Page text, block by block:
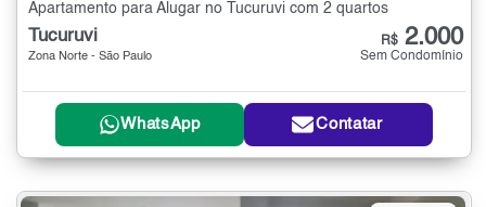
Apartamento para Alugar no Tucuruvi com 2 quartos
Tucuruvi
Zona Norte - São Paulo
R$ 2.000
Sem Condomínio
WhatsApp Contatar